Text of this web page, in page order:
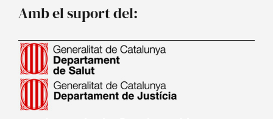
k
Amb el suport del: